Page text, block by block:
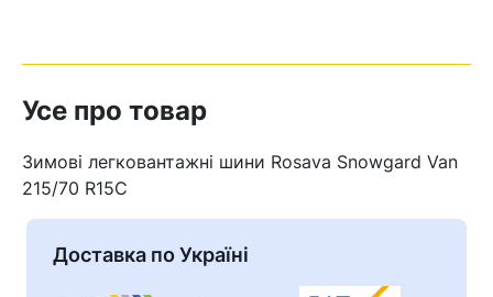
Усе про товар
Зимові легковантажні шини Rosava Snowgard Van
215/70 R15C
Доставка по Україні